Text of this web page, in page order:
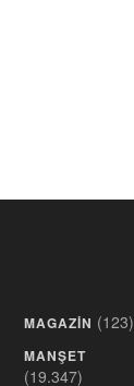
MAGAZİN (123)
MANŞET
(19.347)